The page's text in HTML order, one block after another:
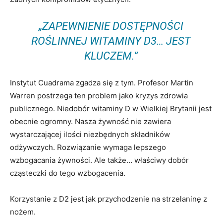
„ZAPEWNIENIE DOSTĘPNOŚCI
ROŚLINNEJ WITAMINY D3… JEST
KLUCZEM.”
Instytut Cuadrama zgadza się z tym. Profesor Martin
Warren postrzega ten problem jako kryzys zdrowia
publicznego. Niedobór witaminy D w Wielkiej Brytanii jest
obecnie ogromny. Nasza żywność nie zawiera
wystarczającej ilości niezbędnych składników
odżywczych. Rozwiązanie wymaga lepszego
wzbogacania żywności. Ale także… właściwy dobór
cząsteczki do tego wzbogacenia.
Korzystanie z D2 jest jak przychodzenie na strzelaninę z
nożem.